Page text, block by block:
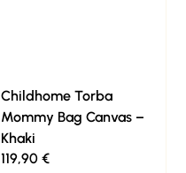
Childhome Torba
Mommy Bag Canvas –
Khaki
119,90 €